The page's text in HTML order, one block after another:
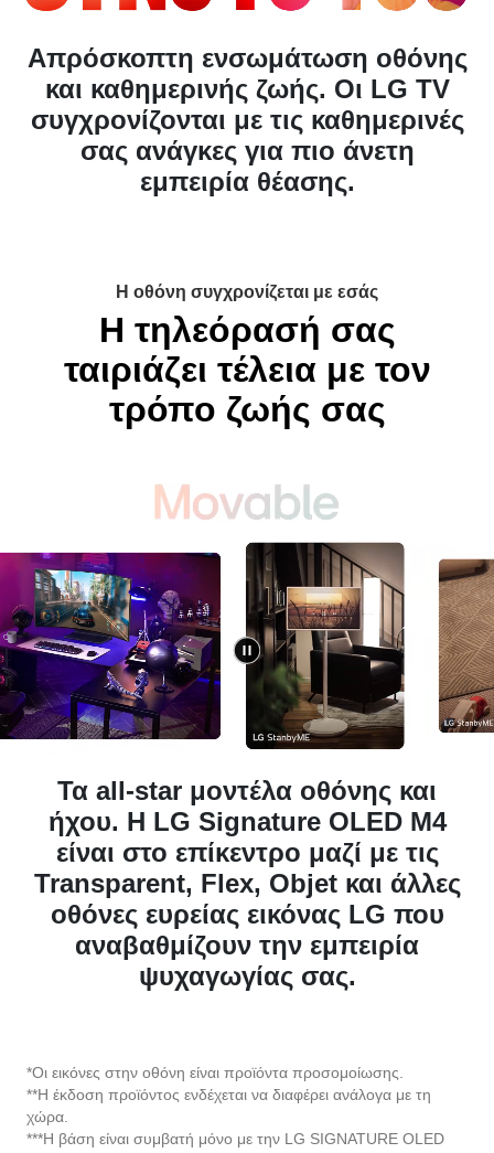
Απρόσκοπτη ενσωμάτωση οθόνης
και καθημερινής ζωής. Οι LG TV
συγχρονίζονται με τις καθημερινές
σας ανάγκες για πιο άνετη
εμπειρία θέασης.
Η τηλεόρασή σας
ταιριάζει τέλεια με τον
τρόπο ζωής σας
Τα all-star μοντέλα οθόνης και
ήχου. Η LG Signature OLED M4
είναι στο επίκεντρο μαζί με τις
Transparent, Flex, Objet και άλλες
οθόνες ευρείας εικόνας LG που
αναβαθμίζουν την εμπειρία
ψυχαγωγίας σας.
χώρα.
***Η βάση είναι συμβατή μόνο με την LG SIGNATURE OLED
M4 97 ιντσών και πωλείται ξεχωριστά.
****Το μοντέλο 97 ιντσών είναι LG SIGNATURE OLED M και